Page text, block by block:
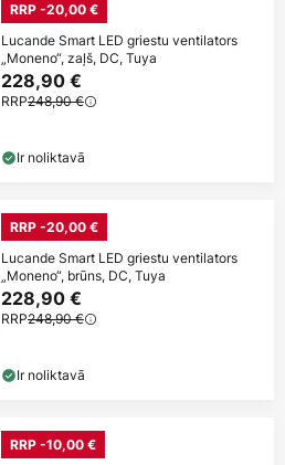
RRP -20,00 €
Lucande Smart LED griestu ventilators
„Moneno“, zaļš, DC, Tuya
228,90 €
RRP248,90 €
Ir noliktavā
RRP -20,00 €
Lucande Smart LED griestu ventilators
„Moneno“, brūns, DC, Tuya
228,90 €
RRP248,90 €
Ir noliktavā
RRP -10,00 €